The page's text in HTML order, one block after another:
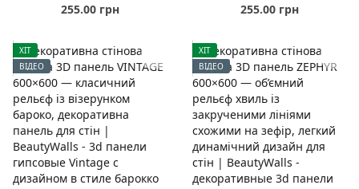
255.00 грн
255.00 грн
ХІТ
ВІДЕО
ХІТ
ВІДЕО